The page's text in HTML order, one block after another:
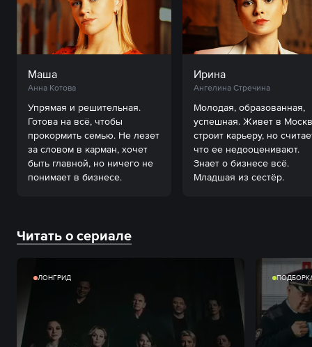
Маша
Анна Котова
Упрямая и решительная.
Готова на всё, чтобы
прокормить семью. Не лезет
за словом в карман, хочет
быть главной, но ничего не
понимает в бизнесе.
Ирина
Ангелина Стречина
Молодая, образованная,
успешная. Живет в
строит карьеру, но
что ее недооценивают.
Знает о бизнесе всё.
Младшая из сестёр.
Читать о сериале
ЛОНГРИД